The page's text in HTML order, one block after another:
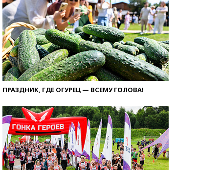
ПРАЗДНИК, ГДЕ ОГУРЕЦ — ВСЕМУ ГОЛОВА!